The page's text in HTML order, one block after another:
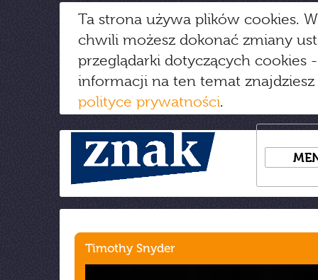
Ta strona używa plików cookies.
chwili możesz dokonać zmiany
przeglądarki dotyczących cookies
informacji na ten temat
polityce prywatności.
Timothy Snyder